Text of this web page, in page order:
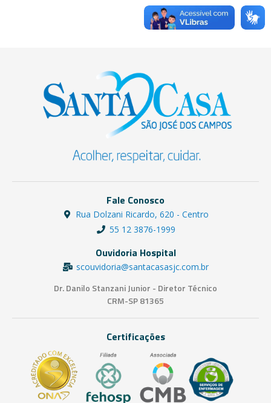
Fale Conosco
Rua Dolzani Ricardo, 620 - Centro
55 12 3876-1999
Ouvidoria Hospital
scouvidoria@santacasasjc.com.br
Dr. Danilo Stanzani Junior - Diretor Técnico
CRM-SP 81365
Certificações